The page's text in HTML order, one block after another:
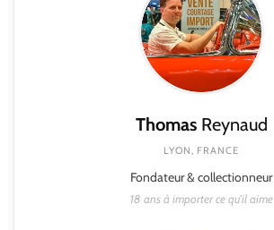
ThomasReynaud
LYON, FRANCE
Fondateur & collectionneur
18 ans à importer ce qu'il aime